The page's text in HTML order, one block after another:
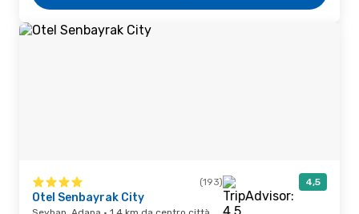
(193) 4,5
Otel Senbayrak City